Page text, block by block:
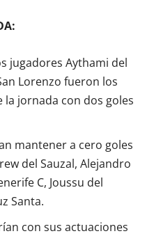
jugadores Aythami del
Lorenzo fueron los
jornada con dos goles
mantener a cero goles
del Sauzal, Alejandro
C, Joussu del
Santa.
con sus actuaciones